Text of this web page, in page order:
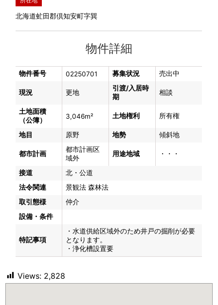
北海道虻田郡倶知安町字巽
物件詳細
物件番号 02250701 募集状況 売出中
現況 更地
引渡/入居時
期
相談
土地面積
（公簿）
3,046m² 土地権利 所有権
地目 原野 地勢 傾斜地
都市計画
都市計画区
域外
用途地域 ・・・
接道
北・公道
法令関連
景観法 森林法
取引態様
仲介
設備・条件
特記事項
・水道供給区域外のため井戸の掘削が必要
となります。
・浄化槽設置要
Views: 2,828